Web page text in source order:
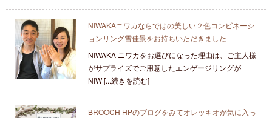
NIWAKAニワカならではの美しい２色コンビネーシ
ョンリング雪佳景をお持ちいただきました
NIWAKA ニワカをお選びになった理由は、ご主人様
がサプライズでご用意したエンゲージリングが
NIW [...続きを読む]
BROOCH HPのブログをみてオレッキオが気に入っ